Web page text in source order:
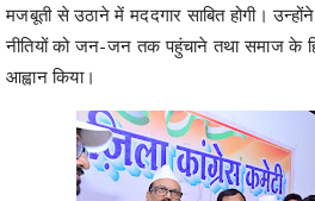
मजबूती से उठाने में मददगार साबित होगी।
नीतियों को जन-जन तक पहुंचाने तथा समाज के
आह्वान किया।